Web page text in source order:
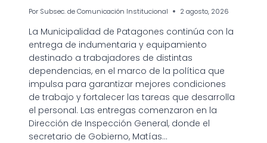
Por Subsec. de Comunicación Institucional 2 agosto, 2026
La Municipalidad de Patagones continúa con la
entrega de indumentaria y equipamiento
destinado a trabajadores de distintas
dependencias, en el marco de la política que
impulsa para garantizar mejores condiciones
de trabajo y fortalecer las tareas que desarrolla
el personal. Las entregas comenzaron en la
Dirección de Inspección General, donde el
secretario de Gobierno, Matías…